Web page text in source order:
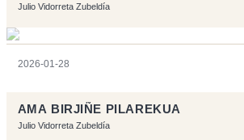
Julio Vidorreta Zubeldía
2026-01-28
AMA BIRJIÑE PILAREKUA
Julio Vidorreta Zubeldía